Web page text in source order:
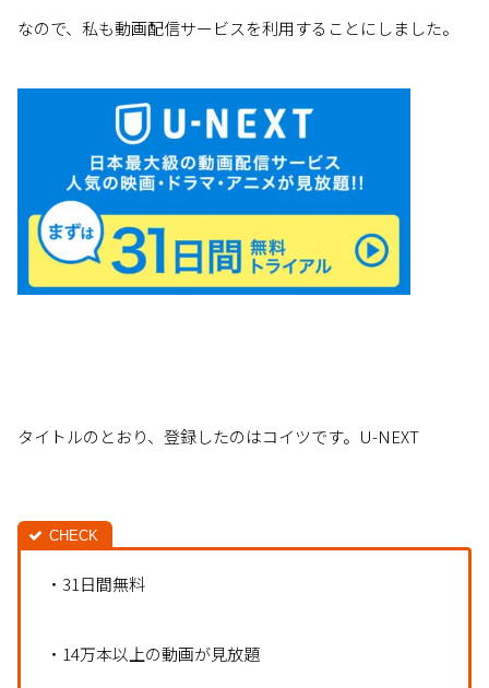
なので、私も動画配信サービスを利用することにしました。
タイトルのとおり、登録したのはコイツです。U-NEXT
・31日間無料
・14万本以上の動画が見放題